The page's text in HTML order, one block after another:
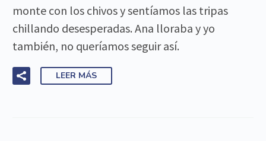
monte con los chivos y sentíamos las tripas
chillando desesperadas. Ana lloraba y yo
también, no queríamos seguir así.
LEER MÁS